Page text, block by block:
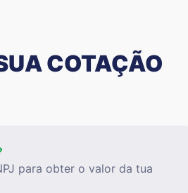
COTAÇÃO
para obter o valor da tua